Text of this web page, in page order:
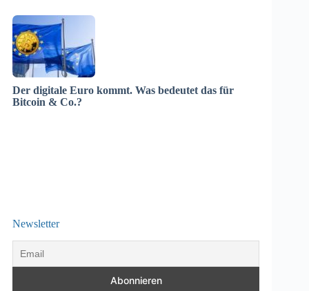
Der digitale Euro kommt. Was bedeutet das für
Bitcoin & Co.?
Newsletter